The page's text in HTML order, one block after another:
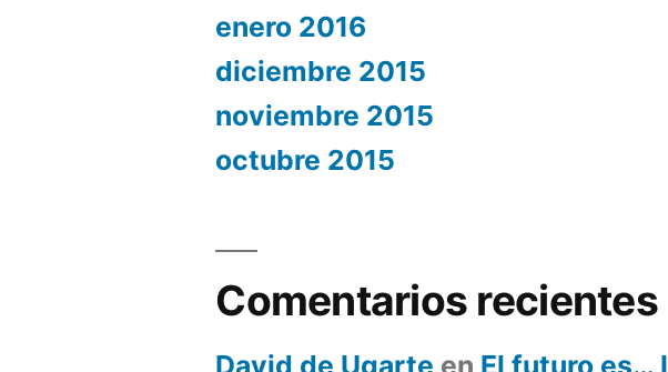
enero 2016
diciembre 2015
noviembre 2015
octubre 2015
Comentarios recientes
David de Ugarte en El futuro es… I